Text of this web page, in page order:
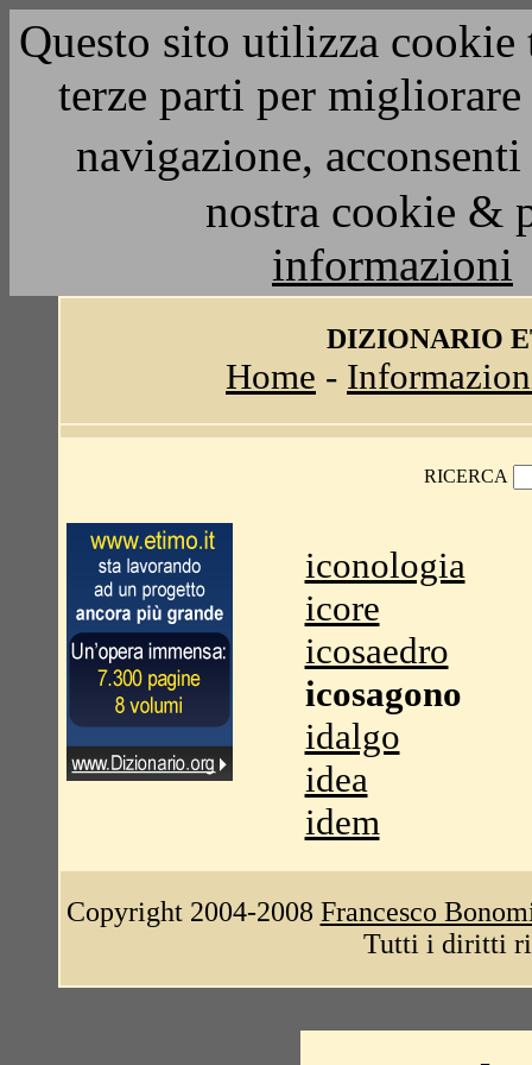
Questo sito utilizza
terze parti per
navigazione,
nostra cookie &
informazioni
DIZIONARIO
Home -
RICERCA
iconologia
icore
icosaedro
icosagono
idalgo
idea
idem
Copyright 2004-2008 Francesco
Tutti i diritti